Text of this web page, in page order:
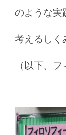
のような実
考えるしく
（以下、